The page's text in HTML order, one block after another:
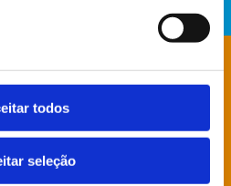
todos
seleção
específico?